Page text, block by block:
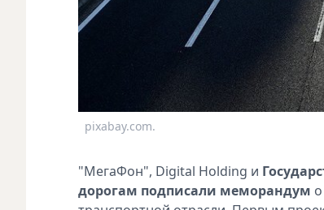
pixabay.com.
"МегаФон", Digital Holding и
дорогам подписали меморандум